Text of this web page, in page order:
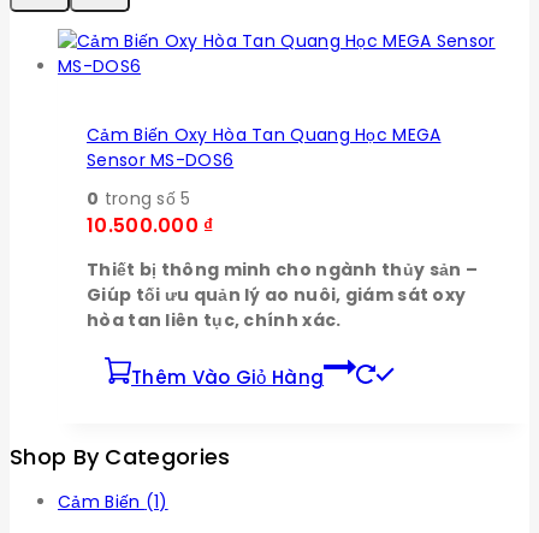
Cảm Biến Oxy Hòa Tan Quang Học MEGA
Sensor MS-DOS6
0 trong số 5
10.500.000 ₫
Thiết bị thông minh cho ngành thủy sản –
Giúp tối ưu quản lý ao nuôi, giám sát oxy
hòa tan liên tục, chính xác.
Thêm Vào Giỏ Hàng
Shop By Categories
Cảm Biến (1)